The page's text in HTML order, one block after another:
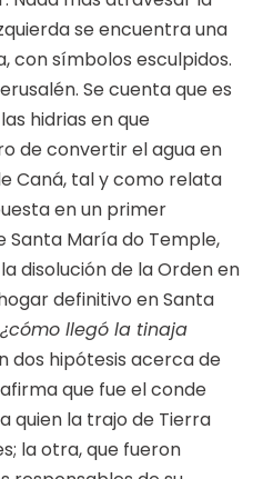
se encuentra una
con símbolos esculpidos.
Se cuenta que es
hidrias en que
de convertir el agua en
Caná, tal y como relata
en un primer
Santa María do Temple,
disolución de la Orden en
definitivo en Santa
¿cómo llegó la tinaja
dos hipótesis acerca de
que fue el conde
quien la trajo de Tierra
la otra, que fueron